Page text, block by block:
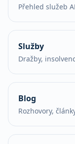
Přehled služeb
Služby
Dražby,
Blog
Rozhovory,